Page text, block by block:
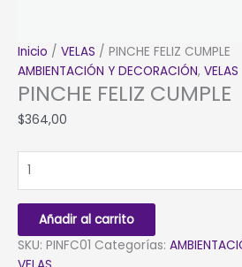
Inicio / VELAS / PINCHE FELIZ CUMPLE
AMBIENTACIÓN Y DECORACIÓN, VELAS
PINCHE FELIZ CUMPLE
$364,00
FELIZ
cantidad
Añadir al carrito
SKU: PINFC01 Categorías: